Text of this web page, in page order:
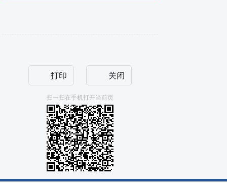
打印 关闭
扫一扫在手机打开当前页